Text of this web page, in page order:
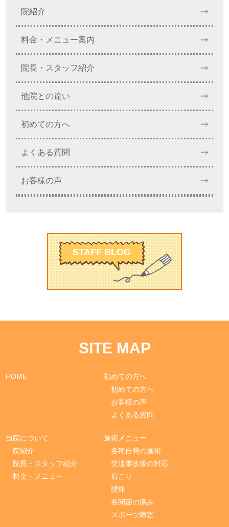
院紹介
料金・メニュー案内
院長・スタッフ紹介
他院との違い
初めての方へ
よくある質問
お客様の声
STAFF BLOG
SITE MAP
HOME
初めての方へ
初めての方へ
お客様の声
よくある質問
当院について
院紹介
院長・スタッフ紹介
料金・メニュー
施術メニュー
各種自費の施術
交通事故後の対応
肩こり
腰痛
各関節の痛み
スポーツ障害